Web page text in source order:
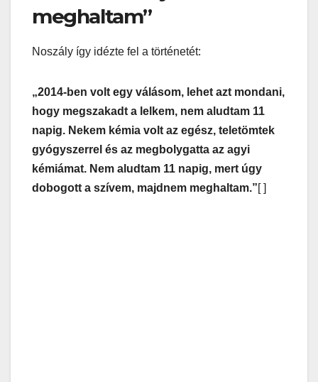
meghaltam”
Noszály így idézte fel a történetét:
„2014-ben volt egy válásom, lehet azt mondani,
hogy megszakadt a lelkem, nem aludtam 11
napig. Nekem kémia volt az egész, teletömtek
gyógyszerrel és az megbolygatta az agyi
kémiámat. Nem aludtam 11 napig, mert úgy
dobogott a szívem, majdnem meghaltam.”[ ]